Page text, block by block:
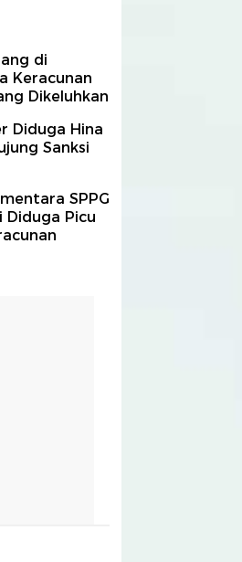
di
Keracunan
Dikeluhkan
Diduga Hina
Sanksi
SPPG
Diduga Picu